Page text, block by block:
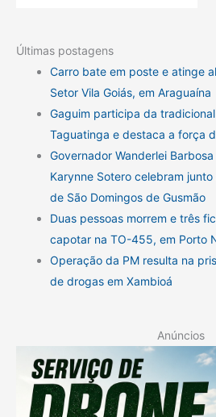
Últimas postagens
Carro bate em poste e atinge
Setor Vila Goiás, em Araguaína
Gaguim participa da
Taguatinga e destaca a força
Governador Wanderlei
Karynne Sotero celebram
de São Domingos de Gusmão
Duas pessoas morrem e três
capotar na TO-455, em Porto
Operação da PM resulta na
de drogas em Xambioá
Anúncios